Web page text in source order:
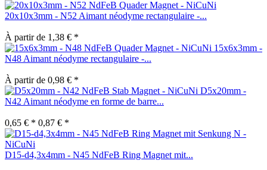
20x10x3mm - N52 Aimant néodyme rectangulaire -...
À partir de 1,38 € *
15x6x3mm -
N48 Aimant néodyme rectangulaire -...
À partir de 0,98 € *
D5x20mm -
N42 Aimant néodyme en forme de barre...
0,65 € * 0,87 € *
D15-d4,3x4mm - N45 NdFeB Ring Magnet mit...